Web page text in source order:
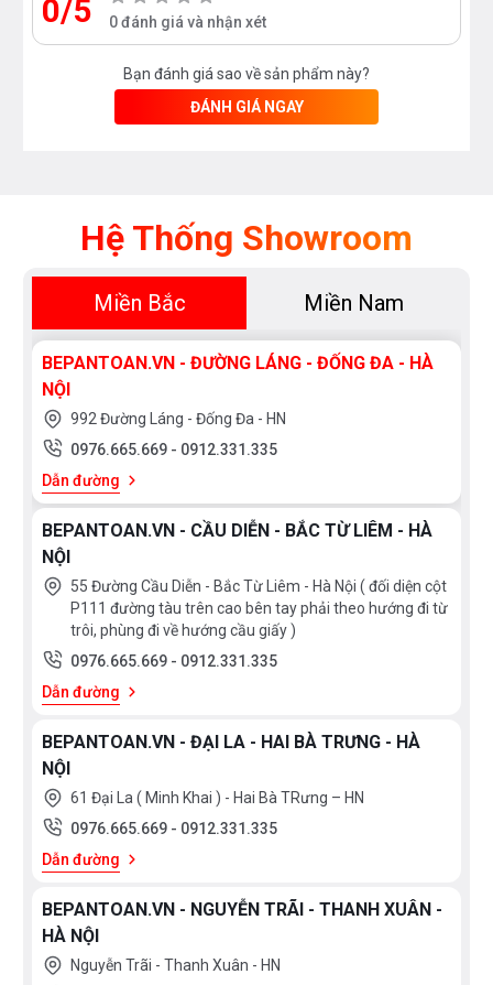
0/5 0 đánh giá và nhận xét
Bạn đánh giá sao về sản phẩm này?
ĐÁNH GIÁ NGAY
Hệ Thống Showroom
Miền Bắc Miền Nam
BEPANTOAN.VN - ĐƯỜNG LÁNG - ĐỐNG ĐA - HÀ
NỘI
992 Đường Láng - Đống Đa - HN
0976.665.669 - 0912.331.335
Dẫn đường
BEPANTOAN.VN - CẦU DIỄN - BẮC TỪ LIÊM - HÀ
NỘI
55 Đường Cầu Diễn - Bắc Từ Liêm - Hà Nội ( đối diện cột
P111 đường tàu trên cao bên tay phải theo hướng đi từ
trôi, phùng đi về hướng cầu giấy )
0976.665.669 - 0912.331.335
Dẫn đường
BEPANTOAN.VN - ĐẠI LA - HAI BÀ TRƯNG - HÀ
NỘI
61 Đại La ( Minh Khai ) - Hai Bà TRưng – HN
0976.665.669 - 0912.331.335
Dẫn đường
BEPANTOAN.VN - NGUYỄN TRÃI - THANH XUÂN -
HÀ NỘI
Nguyễn Trãi - Thanh Xuân - HN